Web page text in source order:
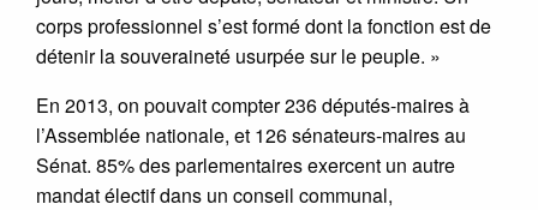
corps professionnel s’est formé dont la fonction est de
détenir la souveraineté usurpée sur le peuple. »
En 2013, on pouvait compter 236 députés-maires à
l’Assemblée nationale, et 126 sénateurs-maires au
Sénat. 85% des parlementaires exercent un autre
mandat électif dans un conseil communal,